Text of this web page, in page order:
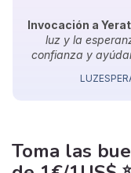
Invocación a
luz y la
confianza y
LUZ
Toma las